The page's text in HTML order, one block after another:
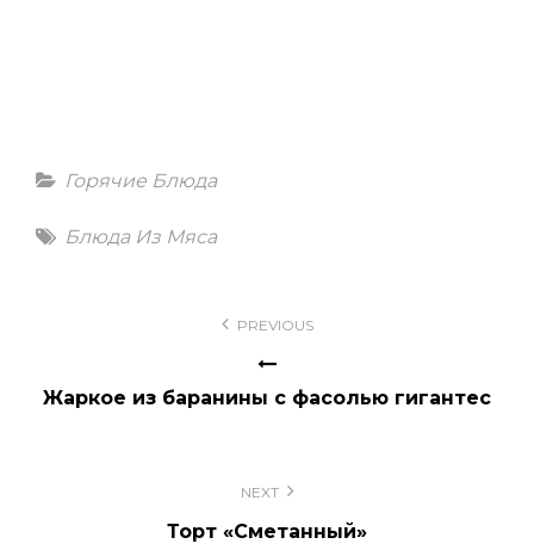
Categories
Горячие Блюда
Tags
Блюда Из Мяса
записям
PREVIOUS
Жаркое из баранины с фасолью гигантес
NEXT
Торт «Сметанный»